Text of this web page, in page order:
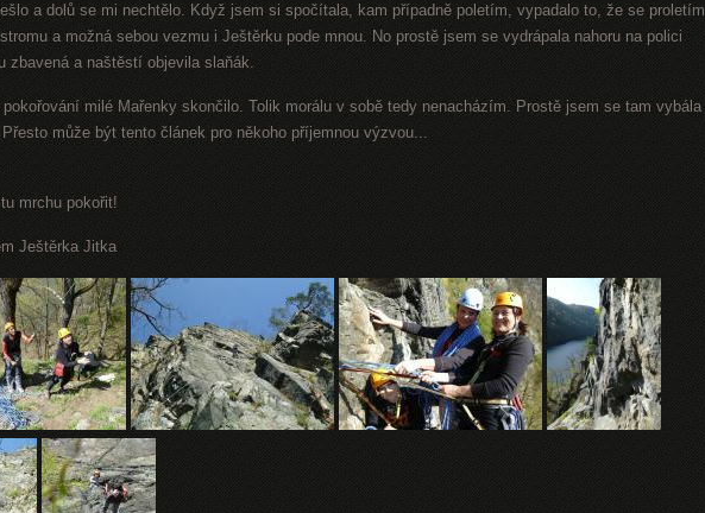
a dolů se mi nechtělo. Když jsem si spočítala, kam případně poletím, vypadalo to, že se proletím
a možná sebou vezmu i Ještěrku pode mnou. No prostě jsem se vydrápala nahoru na polici
zbavená a naštěstí objevila slaňák.
milé Mařenky skončilo. Tolik morálu v sobě tedy nenacházím. Prostě jsem se tam vybála
může být tento článek pro někoho příjemnou výzvou...
mrchu pokořit!
Ještěrka Jitka